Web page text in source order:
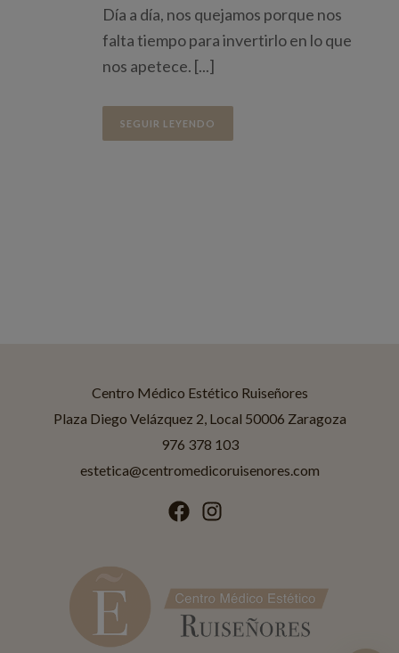
Día a día, nos quejamos porque nos
falta tiempo para invertirlo en lo que
nos apetece. [...]
SEGUIR LEYENDO
Centro Médico Estético Ruiseñores
Plaza Diego Velázquez 2, Local 50006 Zaragoza
976 378 103
estetica@centromedicoruisenores.com
¡Hola! Soy Jessica
Asistente IA de Ruiseñores Estética.
Tratamientos Promociones